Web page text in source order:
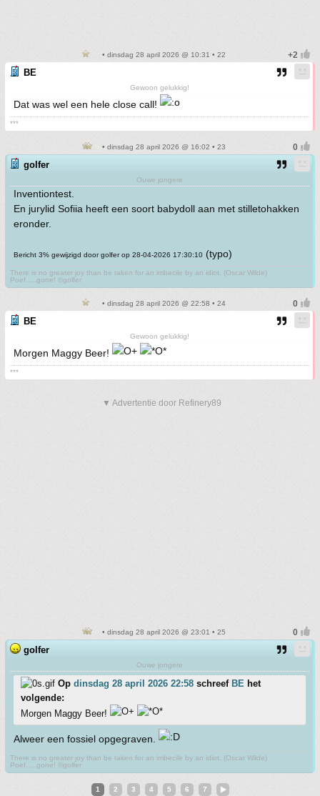
• dinsdag 28 april 2026 @ 10:31 • 22
BE
Gewoon gelukkig!
Dat was wel een hele close call!
***
• dinsdag 28 april 2026 @ 16:02 • 23
golfer
Ouwe jongere
Inventiontest.
En jurylid Sofiia heeft een soort babydoll aan met stilletohakken
eronder.
Bericht 3% gewijzigd door golfer op 28-04-2026 17:30:10 (typo)
There is no greater joy than be taken for an imbecile by an idiot. (Oscar Wilde)
Poef.....gone! ©golfer
• dinsdag 28 april 2026 @ 22:58 • 24
BE
Gewoon gelukkig!
Morgen Maggy Beer!
***
▼ Advertentie door Refinery89
• dinsdag 28 april 2026 @ 23:01 • 25
golfer
Ouwe jongere
Op dinsdag 28 april 2026 22:58 schreef BE het
volgende:
Morgen Maggy Beer!
Alweer een fossiel opgegraven.
There is no greater joy than be taken for an imbecile by an idiot. (Oscar Wilde)
Poef.....gone! ©golfer
1 2 3 4 5 6 7